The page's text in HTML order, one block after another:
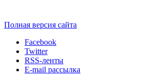
Полная версия сайта
Facebook
Twitter
RSS-ленты
E-mail рассылка